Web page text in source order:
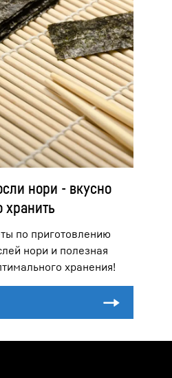
нори - вкусно
хранить
по приготовлению
нори и полезная
хранения!